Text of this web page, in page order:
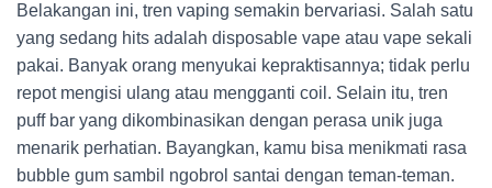
Belakangan ini, tren vaping semakin bervariasi. Salah satu
yang sedang hits adalah disposable vape atau vape sekali
pakai. Banyak orang menyukai kepraktisannya; tidak perlu
repot mengisi ulang atau mengganti coil. Selain itu, tren
puff bar yang dikombinasikan dengan perasa unik juga
menarik perhatian. Bayangkan, kamu bisa menikmati rasa
bubble gum sambil ngobrol santai dengan teman-teman.